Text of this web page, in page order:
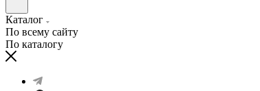
Каталог
По всему сайту
По каталогу